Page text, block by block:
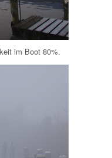
im Boot 80%.